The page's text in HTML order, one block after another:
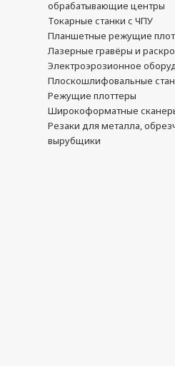
обрабатывающие центры
Токарные станки с ЧПУ
Планшетные режущие
Лазерные гравёры и
Электроэрозионное
Плоскошлифовальные
Режущие плоттеры
Широкоформатные
Резаки для металла,
вырубщики